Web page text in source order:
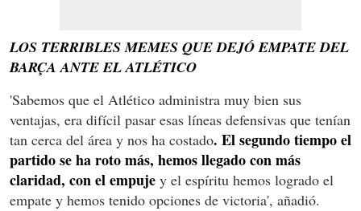
LOS TERRIBLES MEMES QUE DEJÓ EMPATE DEL
BARÇA ANTE EL ATLÉTICO
'Sabemos que el Atlético administra muy bien sus
ventajas, era difícil pasar esas líneas defensivas que tenían
tan cerca del área y nos ha costado. El segundo tiempo el
partido se ha roto más, hemos llegado con más
claridad, con el empuje y el espíritu hemos logrado el
empate y hemos tenido opciones de victoria', añadió.